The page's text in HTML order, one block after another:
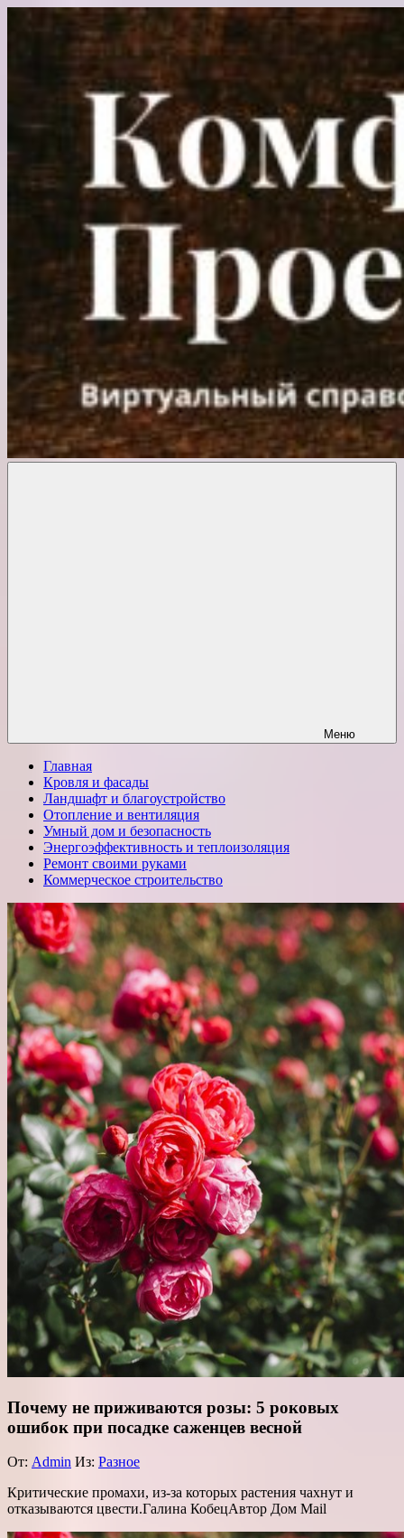
Перейти
содержимому
Меню
Главная
Кровля и фасады
Ландшафт и благоустройство
Отопление и вентиляция
Умный дом и безопасность
Энергоэффективность и теплоизоляция
Ремонт своими руками
Коммерческое строительство
Почему не приживаются розы: 5 роковых
ошибок при посадке саженцев весной
От: Admin Из: Разное
Критические промахи, из-за которых растения чахнут и
отказываются цвести.Галина КобецАвтор Дом Mail